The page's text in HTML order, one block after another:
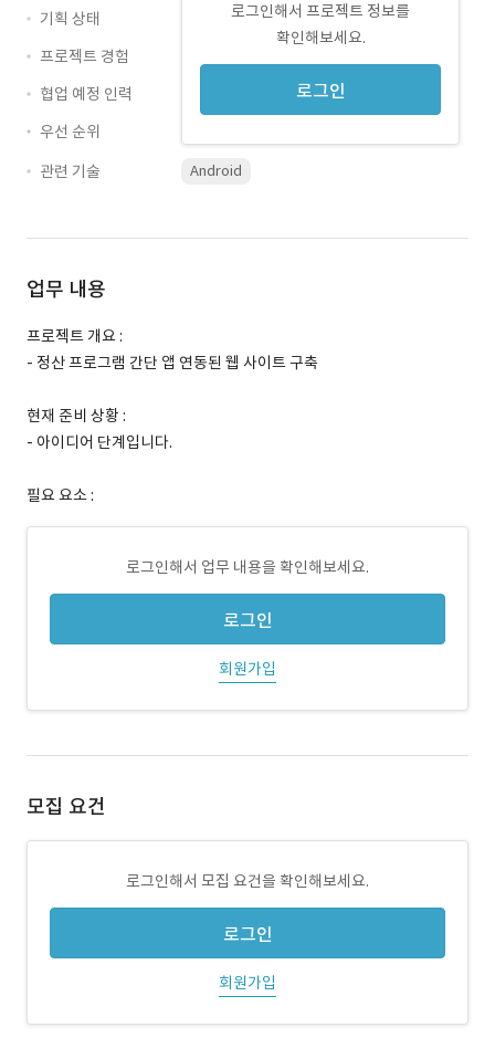
로그인해서 프로젝트 정보를
확인해보세요.
로그인
기획 상태
프로젝트 경험
협업 예정 인력
우선 순위
관련 기술
Android
업무 내용
프로젝트 개요 :
- 정산 프로그램 간단 앱 연동된 웹 사이트 구축
현재 준비 상황 :
- 아이디어 단계입니다.
필요 요소 :
로그인해서 업무 내용을 확인해보세요.
로그인
회원가입
모집 요건
로그인해서 모집 요건을 확인해보세요.
로그인
회원가입